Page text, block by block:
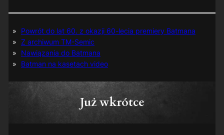
Powrót do lat 60. z okazji 60-lecia premiery Batmana
Z archiwum TM-Semic
Nawiązania do Batmana
Batman na kasetach video
Już wkrótce